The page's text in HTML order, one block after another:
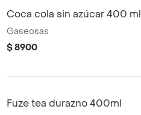
Coca cola sin azúcar 400 ml
Gaseosas
$ 8900
Fuze tea durazno 400ml